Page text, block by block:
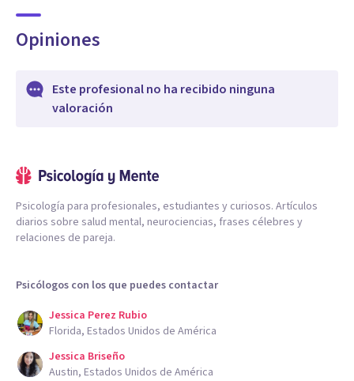
Opiniones
Este profesional no ha recibido ninguna
valoración
Psicología para profesionales, estudiantes y curiosos. Artículos
diarios sobre salud mental, neurociencias, frases célebres y
relaciones de pareja.
Psicólogos con los que puedes contactar
Jessica Perez Rubio
Florida, Estados Unidos de América
Jessica Briseño
Austin, Estados Unidos de América